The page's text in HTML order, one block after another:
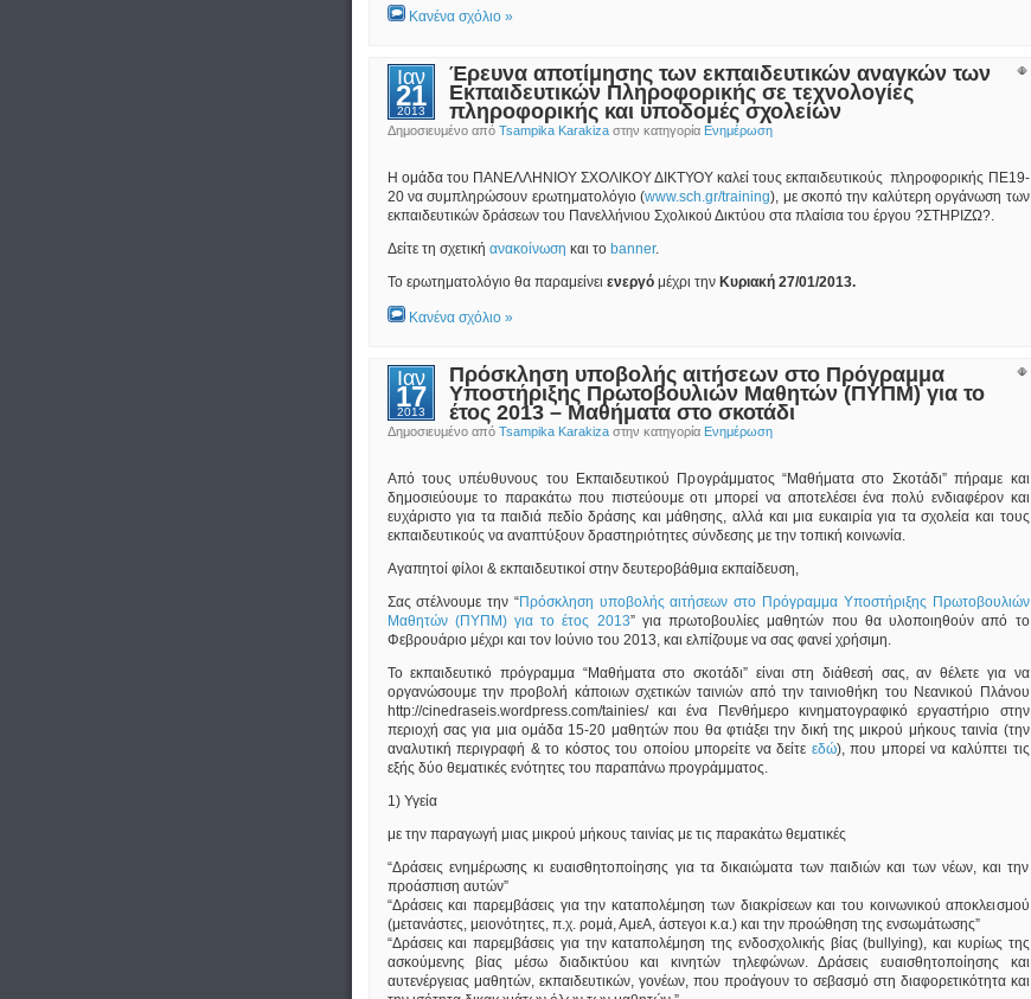
Κανένα σχόλιο »
Ιαν
21
2013
Έρευνα αποτίμησης των εκπαιδευτικών αναγκών των
Εκπαιδευτικών Πληροφορικής σε τεχνολογίες
πληροφορικής και υποδομές σχολείων
Δημοσιευμένο από Tsampika Karakizaστην κατηγορία Ενημέρωση
Η ομάδα του ΠΑΝΕΛΛΗΝΙΟΥ ΣΧΟΛΙΚΟΥ ΔΙΚΤΥΟΥ καλεί τους εκπαιδευτικούς πληροφορικής ΠΕ19-
20 να συμπληρώσουν ερωτηματολόγιο (www.sch.gr/training), με σκοπό την καλύτερη οργάνωση των
εκπαιδευτικών δράσεων του Πανελλήνιου Σχολικού Δικτύου στα πλαίσια του έργου ?ΣTΗΡΙΖΩ?.
Δείτε τη σχετική ανακοίνωση και το banner.
Το ερωτηματολόγιο θα παραμείνει ενεργόμέχρι την Κυριακή 27/01/2013.
Κανένα σχόλιο »
Ιαν
17
2013
Πρόσκληση υποβολής αιτήσεων στο Πρόγραμμα
Υποστήριξης Πρωτοβουλιών Μαθητών (ΠΥΠΜ) για το
έτος 2013 – Μαθήματα στο σκοτάδι
Δημοσιευμένο από Tsampika Karakizaστην κατηγορία Ενημέρωση
Από τους υπέυθυνους του Εκπαιδευτικού Προγράμματος “Μαθήματα στο Σκοτάδι” πήραμε και
δημοσιεύουμε το παρακάτω που πιστεύουμε οτι μπορεί να αποτελέσει ένα πολύ ενδιαφέρον και
ευχάριστο για τα παιδιά πεδίο δράσης και μάθησης, αλλά και μια ευκαιρία για τα σχολεία και τους
εκπαιδευτικούς να αναπτύξουν δραστηριότητες σύνδεσης με την τοπική κοινωνία.
Αγαπητοί φίλοι & εκπαιδευτικοί στην δευτεροβάθμια εκπαίδευση,
Σας στέλνουμε την “Πρόσκληση υποβολής αιτήσεων στο Πρόγραμμα Υποστήριξης Πρωτοβουλιών
Μαθητών (ΠΥΠΜ) για το έτος 2013” για πρωτοβουλίες μαθητών που θα υλοποιηθούν από το
Φεβρουάριο μέχρι και τον Ιούνιο του 2013, και ελπίζουμε να σας φανεί χρήσιμη.
Το εκπαιδευτικό πρόγραμμα “Μαθήματα στο σκοτάδι” είναι στη διάθεσή σας, αν θέλετε για να
οργανώσουμε την προβολή κάποιων σχετικών ταινιών από την ταινιοθήκη του Νεανικού Πλάνου
http://cinedraseis.wordpress.com/tainies/ και ένα Πενθήμερο κινηματογραφικό εργαστήριο στην
περιοχή σας για μια ομάδα 15-20 μαθητών που θα φτιάξει την δική της μικρού μήκους ταινία (την
αναλυτική περιγραφή & το κόστος του οποίου μπορείτε να δείτε εδώ), που μπορεί να καλύπτει τις
εξής δύο θεματικές ενότητες του παραπάνω προγράμματος.
1) Υγεία
με την παραγωγή μιας μικρού μήκους ταινίας με τις παρακάτω θεματικές
“Δράσεις ενημέρωσης κι ευαισθητοποίησης για τα δικαιώματα των παιδιών και των νέων, και την
προάσπιση αυτών”
“Δράσεις και παρεμβάσεις για την καταπολέμηση των διακρίσεων και του κοινωνικού αποκλεισμού
(μετανάστες, μειονότητες, π.χ. ρομά, ΑμεΑ, άστεγοι κ.α.) και την προώθηση της ενσωμάτωσης”
“Δράσεις και παρεμβάσεις για την καταπολέμηση της ενδοσχολικής βίας (bullying), και κυρίως της
ασκούμενης βίας μέσω διαδικτύου και κινητών τηλεφώνων. Δράσεις ευαισθητοποίησης και
αυτενέργειας μαθητών, εκπαιδευτικών, γονέων, που προάγουν το σεβασμό στη διαφορετικότητα και